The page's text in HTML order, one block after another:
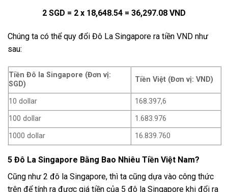
2 SGD = 2 x 18,648.54 = 36,297.08 VND
Chúng ta có thể quy đổi Đô La Singapore ra tiền VND như
sau:
Tiền Đô la Singapore (Đơn vị:
SGD)
Tiền Việt (Đơn vị: VND)
10 dollar
168.397,6
100 dollar
1.683.976
1000 dollar
16.839.760
5 Đô La Singapore Bằng Bao Nhiêu Tiền Việt Nam?
Cũng như 2 đô la Singapore, thì ta cũng dựa vào công thức
trên để tính ra được giá tiền của 5 đô la Singapore khi đổi ra